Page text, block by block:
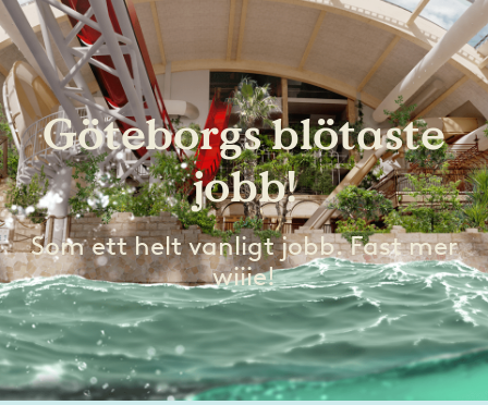
Göteborgs blötaste
jobb!
Som ett helt vanligt jobb. Fast mer
wiiie!